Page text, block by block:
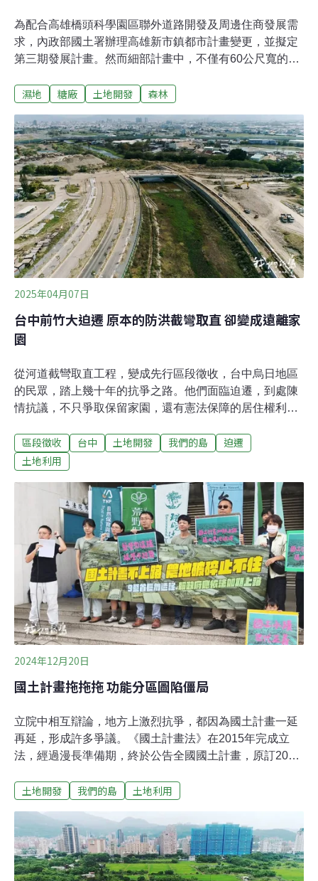
為配合高雄橋頭科學園區聯外道路開發及周邊住商發展需
求，內政部國土署辦理高雄新市鎮都市計畫變更，並擬定
第三期發展計畫。然而細部計畫中，不僅有60公尺寬的聯
地，一旦開發將使百頃森林消失，引發民間團體反對抗
團、近3000人參與聯署。3月21日世界森林日號召千人到
橋頭糖廠為森林而走，呼籲高雄市政府與中央守護糖廠森
林，保護其文資、觀光、生物多樣性和淨零防洪等重要價
值。民團直指新市鎮三期計畫不合時宜，應重新審視都市
計畫如何邁向永續城市。呼籲高雄市重視永續城市的實踐
森林日活動前夕，民團在市政府前召開記者會，向市長陳
其邁和未來的市長候選人喊話。高雄市公民監督公僕行動
聯盟理事長陳銘彬指出，高雄市率全國之先通過淨零城市
自治條例，推動減碳永續，去（2025）年也成為亞洲第一
個簽署柏林自然公約的城市，展現生物多樣
濕地 糖廠 土地開發 森林
2025年04月07日
台中前竹大迫遷 原本的防洪截彎取直 卻變成遠離家
園
從河道截彎取直工程，變成先行區段徵收，台中烏日地區
的民眾，踏上幾十年的抗爭之路。他們面臨迫遷，到處陳
情抗議，不只爭取保留家園，還有憲法保障的居住權利。
水問題，計畫將一段河彎處，徵收土地進行截彎取直，徵
收面積只需要5公頃，後來以提供補償土地為由，在2006
面積增加20倍，徵收1200多戶。張金城世居前竹地區，家
族將舊有三合院，改建成樓房，共同居住。擴大徵收範
圍，讓張家面臨迫遷，他不能理解，為何解決水患的截彎
取直，卻變成擴大徵收土地，將農地開發成建地，增進土
地利益。林清木、林楊伸夫婦以務農為生，2018年徵收計
畫審議通過後，林家不願參與，政府先中斷了林家農地的
水源，讓他們無法耕種。林家長輩不願土地被收，持續進
入耕作，政府就圍起工程鐵籬，造成兩位80歲老人家要種
田，必須驚險的攀爬，走過圍牆，
區段徵收 台中 土地開發 我們的島
迫遷
土地利用
2024年12月20日
國土計畫拖拖拖 功能分區圖陷僵局
立院中相互辯論，地方上激烈抗爭，都因為國土計畫一延
再延，形成許多爭議。《國土計畫法》在2015年完成立
法，經過漫長準備期，終於公告全國國土計畫，原訂2024
施。但是多個縣市以妨礙地方發展為由，拖延繳交，影響
分區，規範土地使用方式，但是計畫延宕，已經產生政府
加速開發、人民無法適用保障等問題。鹿港富麗大鎮旁工
業區 建議不宜開發仍通過環評彰化鹿港富麗大鎮居民，抗
議將在社區旁蓋起工業區。他們當初購置房屋，都是被這
土地開發 我們的島 土地利用